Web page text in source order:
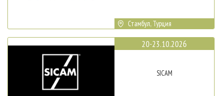
Стамбул, Турция
20-23.10.2026
SICAM